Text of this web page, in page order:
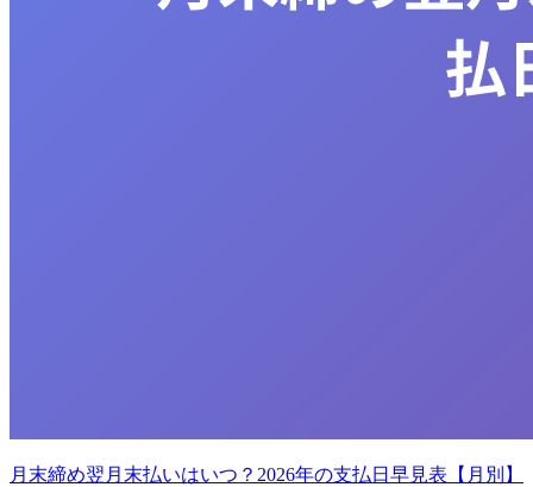
月末締め翌月末払いはいつ？2026年の支払日早見表【月別】